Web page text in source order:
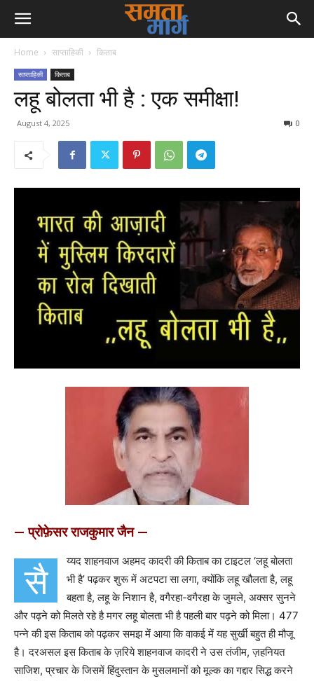
Home साप्ताहिकी किताब
साप्ताहिकी किताब
लहू बोलता भी है : एक समीक्षा!
August 4, 2025 0
— प्रोफ़ेसर राजकुमार जैन —
सै
य्यद शाहनवाज अहमद कादरी की किताब का टाइटल ‘लहू बोलता
भी है’ पढ़कर शुरू में अटपटा सा लगा, क्‍योंकि लहू खौलता है, लहू
बहता है, लहू के निशान है, वगैरहा-वगैरहा के जुमले, अक्‍सर सुनने
और पढ़ने को मिलते रहे है मगर लहू बोलता भी है पहली बार पढ़ने को मिला। 477
पन्‍ने की इस किताब को पढ़कर समझ में आया कि वाकई में यह सुर्खी बहुत ही मौजू
है। दरअसल इस किताब के ज़रिये शाहनवाज कादरी ने उस तंजीम, ज़हनियत
साजिश, प्रचार के जिसमें हिंदुस्‍तान के मुसलमानों को मूल्‍क का गद्दार सिद्ध करने